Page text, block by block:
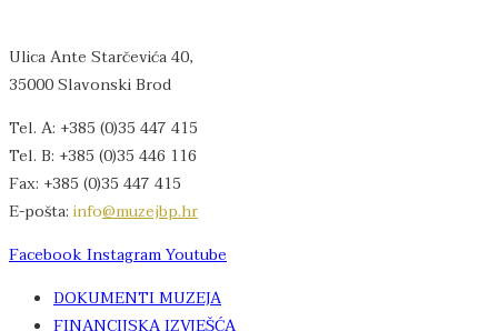
Ulica Ante Starčevića 40,
35000 Slavonski Brod
Tel. A: +385 (0)35 447 415
Tel. B: +385 (0)35 446 116
Fax: +385 (0)35 447 415
E-pošta: info@muzejbp.hr
FacebookInstagramYoutube
DOKUMENTI MUZEJA